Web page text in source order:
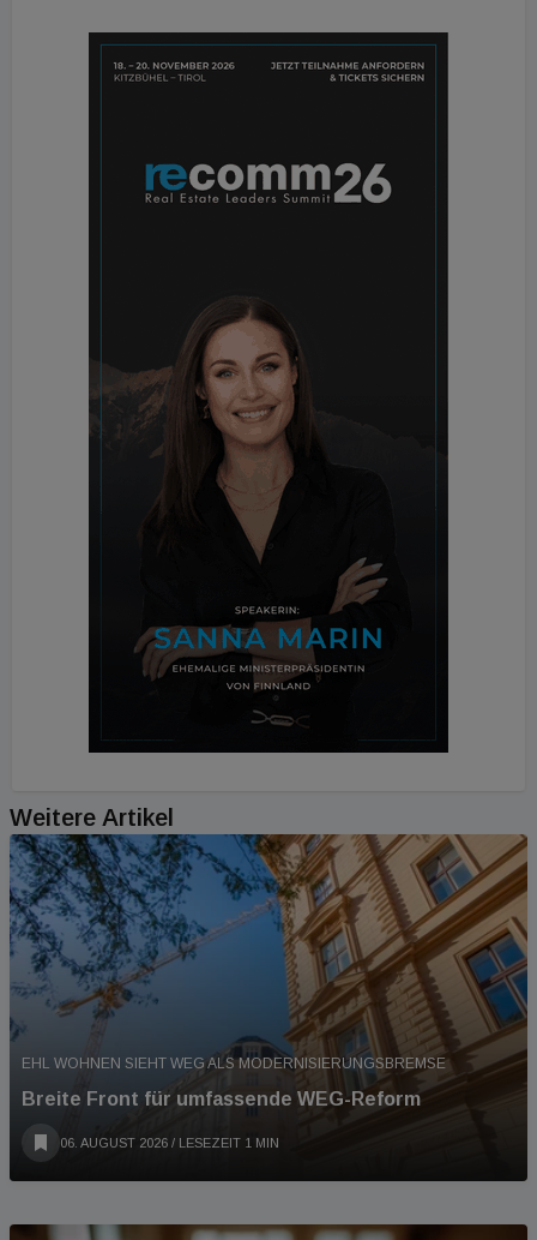
Weitere Artikel
EHL WOHNEN SIEHT WEG ALS MODERNISIERUNGSBREMSE
Breite Front für umfassende WEG-Reform
06. AUGUST 2026 / LESEZEIT 1 MIN